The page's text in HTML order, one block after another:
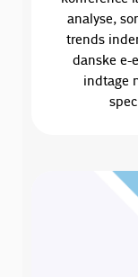
analyse,
trends
danske e-
indtage